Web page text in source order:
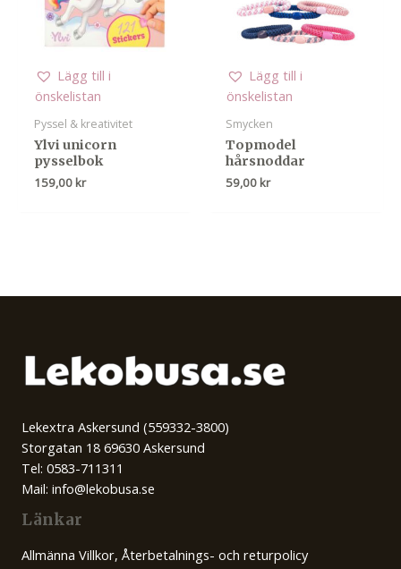
Lägg till i
önskelistan
Pyssel & kreativitet
Ylvi unicorn
pysselbok
159,00 kr
Lägg till i
önskelistan
Smycken
Topmodel
hårsnoddar
59,00 kr
Lekextra Askersund (559332-3800)
Storgatan 18 69630 Askersund
Tel: 0583-711311
Mail: info@lekobusa.se
Länkar
Allmänna Villkor, Återbetalnings- och returpolicy